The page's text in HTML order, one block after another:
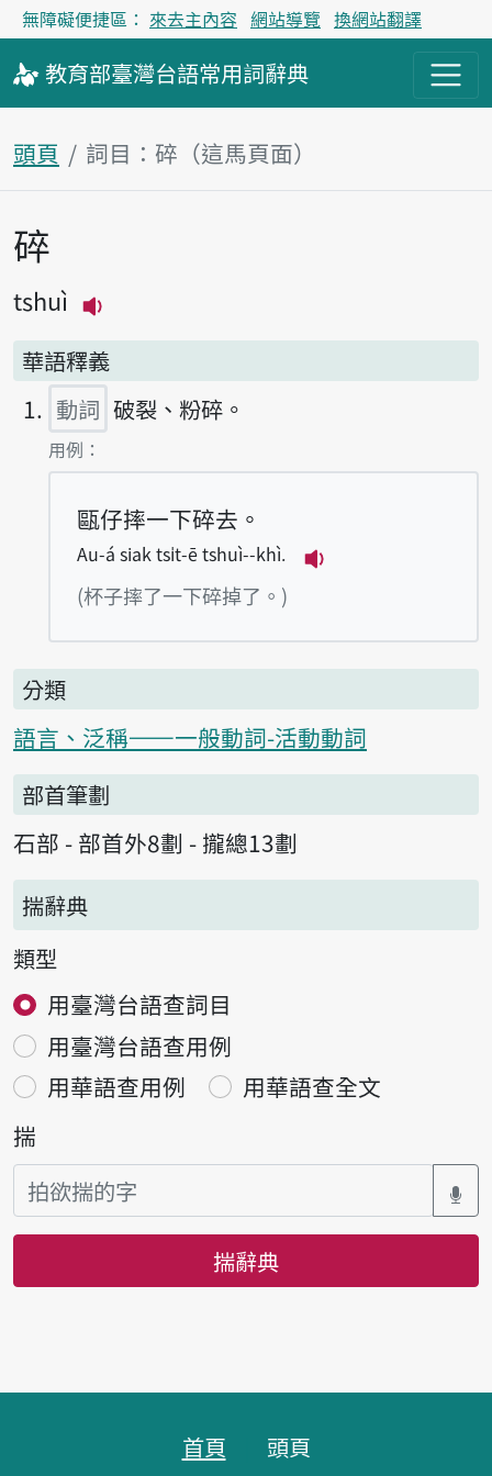
無障礙便捷區： 來去主內容 網站導覽 換網站翻譯
教育部臺灣台語常用詞辭典
頭頁 詞目：碎（這馬頁面）
主內容區
碎
tshuì
華語釋義
動詞 破裂、粉碎。
第1項釋義的
用例：
甌仔摔一下碎去。
Au-á siak tsi̍t-ē tshuì--khì.
(杯子摔了一下碎掉了。)
分類
語言、泛稱——一般動詞-活動動詞
部首筆劃
石部 - 部首外8劃 - 攏總13劃
揣辭典
類型
用臺灣台語查詞目
用臺灣台語查用例
用華語查用例
用華語查全文
揣
揣辭典
首頁 頭頁